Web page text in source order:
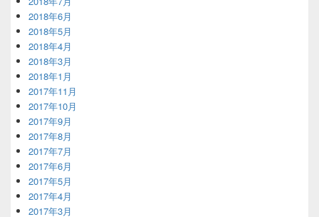
2018年6月
2018年5月
2018年4月
2018年3月
2018年1月
2017年11月
2017年10月
2017年9月
2017年8月
2017年7月
2017年6月
2017年5月
2017年4月
2017年3月